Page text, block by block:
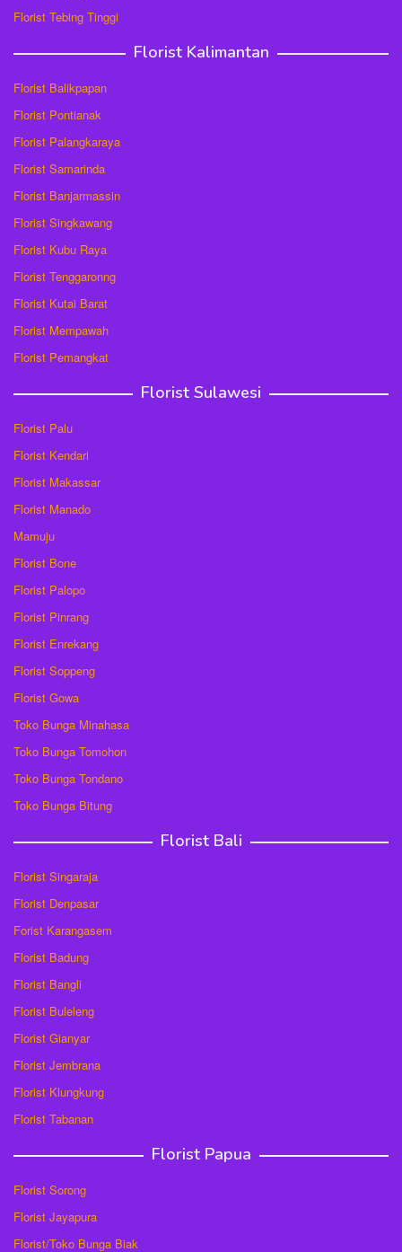
Florist Tebing Tinggi
Florist Kalimantan
Florist Balikpapan
Florist Pontianak
Florist Palangkaraya
Florist Samarinda
Florist Banjarmassin
Florist Singkawang
Florist Kubu Raya
Florist Tenggaronng
Florist Kutai Barat
Florist Mempawah
Florist Pemangkat
Florist Sulawesi
Florist Palu
Florist Kendari
Florist Makassar
Florist Manado
Mamuju
Florist Bone
Florist Palopo
Florist Pinrang
Florist Enrekang
Florist Soppeng
Florist Gowa
Toko Bunga Minahasa
Toko Bunga Tomohon
Toko Bunga Tondano
Toko Bunga Bitung
Florist Bali
Florist Singaraja
Florist Denpasar
Forist Karangasem
Florist Badung
Florist Bangli
Florist Buleleng
Florist Gianyar
Florist Jembrana
Florist Klungkung
Florist Tabanan
Florist Papua
Florist Sorong
Florist Jayapura
Florist/Toko Bunga Biak